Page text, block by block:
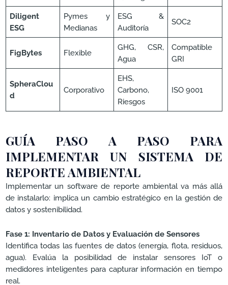
Diligent
ESG
Pymes y
Medianas
ESG &
Auditoría
SOC2
FigBytes Flexible
GHG, CSR,
Agua
Compatible
GRI
SpheraClou
d
Corporativo
EHS,
Carbono,
Riesgos
ISO 9001
GUÍA PASO A PASO PARA
IMPLEMENTAR UN SISTEMA DE
REPORTE AMBIENTAL
Implementar un software de reporte ambiental va más allá
de instalarlo: implica un cambio estratégico en la gestión de
datos y sostenibilidad.
Fase 1: Inventario de Datos y Evaluación de Sensores
Identifica todas las fuentes de datos (energía, flota, residuos,
agua). Evalúa la posibilidad de instalar sensores IoT o
medidores inteligentes para capturar información en tiempo
real.